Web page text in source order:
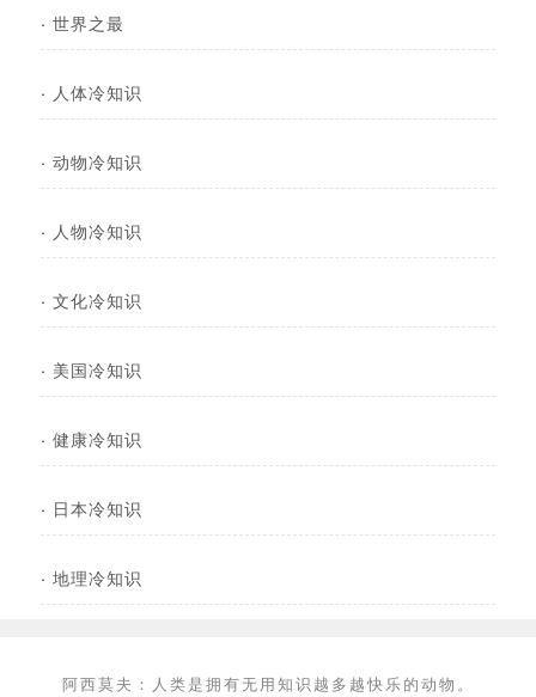
· 世界之最
· 人体冷知识
· 动物冷知识
· 人物冷知识
· 文化冷知识
· 美国冷知识
· 健康冷知识
· 日本冷知识
· 地理冷知识
阿西莫夫：人类是拥有无用知识越多越快乐的动物。